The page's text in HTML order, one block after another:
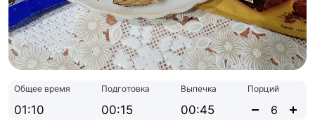
Общее время
01:10
Подготовка
00:15
Выпечка
00:45
Порций